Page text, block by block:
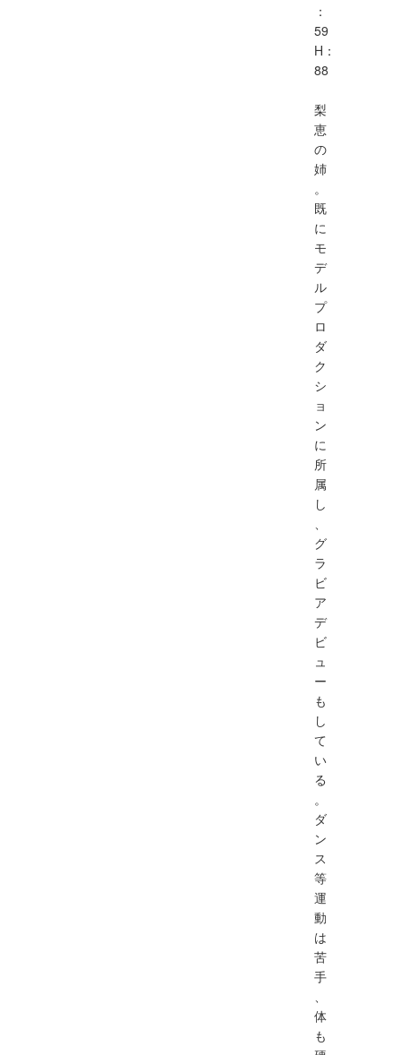
：
59
H：
88
梨
恵
の
姉
。
既
に
モ
デ
ル
プ
ロ
ダ
ク
シ
ョ
ン
に
所
属
し
グ
ラ
ビ
ア
デ
ビ
ュ
ー
も
し
て
い
る
。
ダ
ン
ス
等
運
動
は
苦
手
体
も